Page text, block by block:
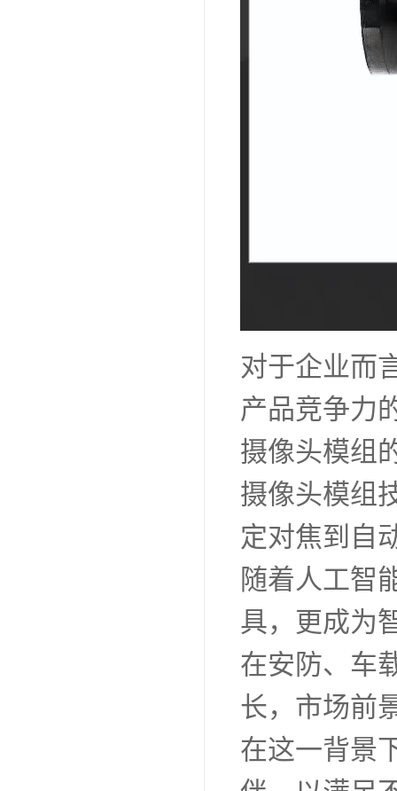
对于企业而
产品竞争力
摄像头模组
摄像头模组
定对焦到自
随着人工智
具，更成为
在安防、车
长，市场前
在这一背景